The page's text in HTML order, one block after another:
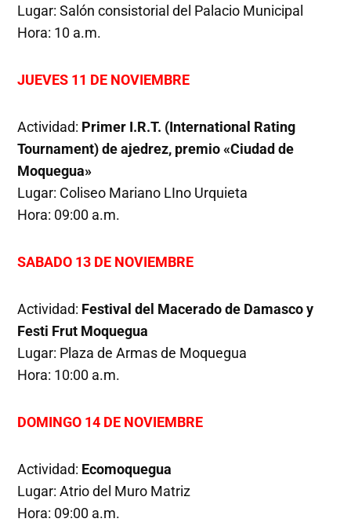
Lugar: Salón consistorial del Palacio Municipal
Hora: 10 a.m.
JUEVES 11 DE NOVIEMBRE
Actividad: Primer I.R.T. (International Rating
Tournament) de ajedrez, premio «Ciudad de
Moquegua»
Lugar: Coliseo Mariano LIno Urquieta
Hora: 09:00 a.m.
SABADO 13 DE NOVIEMBRE
Actividad: Festival del Macerado de Damasco y
Festi Frut Moquegua
Lugar: Plaza de Armas de Moquegua
Hora: 10:00 a.m.
DOMINGO 14 DE NOVIEMBRE
Actividad: Ecomoquegua
Lugar: Atrio del Muro Matriz
Hora: 09:00 a.m.